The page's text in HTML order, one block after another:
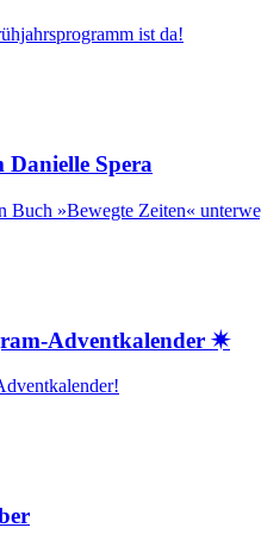
ist da!
Danielle Spera
Buch »Bewegte Zeiten«
Adventkalender ✷